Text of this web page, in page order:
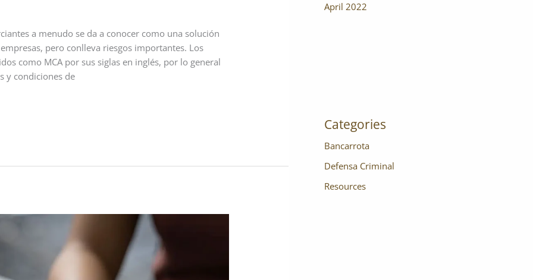
a menudo se da a conocer como una solución
pero conlleva riesgos importantes. Los
como MCA por sus siglas en inglés, por lo general
y condiciones de
April 2022
Categories
Bancarrota
Defensa Criminal
Resources